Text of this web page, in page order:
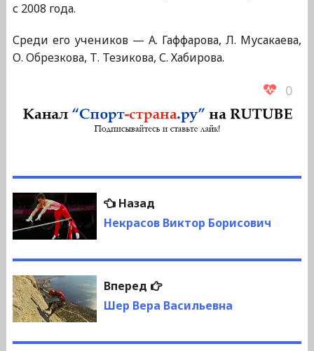
с 2008 года.
Среди его учеников — А. Гаффарова, Л. Мусакаева,
О. Обрезкова, Т. Тезикова, С. Хабирова.
0
Навигация
по
записям
НазадПредыдущая
запись:
Некрасов Виктор Борисович
Вперед
Следующая
запись:
Шер Вера Васильевна